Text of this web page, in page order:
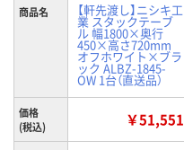
商品名 【軒先渡し】ニシキ工
業 スタックテーブ
ル 幅1800×奥行
450×高さ720mm
オフホワイト×ブラ
ック ALBZ-1845-
OW 1台（直送品）
価格
(税込)
￥51,551